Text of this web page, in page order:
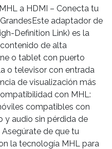
a HDMI – Conecta tu
adaptador de
Definition Link) es la
de alta
o tablet con puerto
o televisor con entrada
de visualización más
con MHL:
compatibles con
y audio sin pérdida de
de que tu
la tecnología MHL para